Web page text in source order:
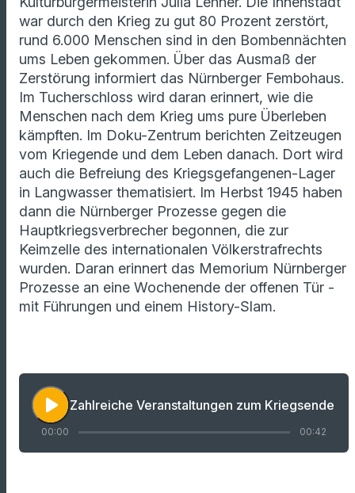
war durch den Krieg zu gut 80 Prozent zerstört,
rund 6.000 Menschen sind in den Bombennächten
ums Leben gekommen. Über das Ausmaß der
Zerstörung informiert das Nürnberger Fembohaus.
Im Tucherschloss wird daran erinnert, wie die
Menschen nach dem Krieg ums pure Überleben
kämpften. Im Doku-Zentrum berichten Zeitzeugen
vom Kriegende und dem Leben danach. Dort wird
auch die Befreiung des Kriegsgefangenen-Lager
in Langwasser thematisiert. Im Herbst 1945 haben
dann die Nürnberger Prozesse gegen die
Hauptkriegsverbrecher begonnen, die zur
Keimzelle des internationalen Völkerstrafrechts
wurden. Daran erinnert das Memorium Nürnberger
Prozesse an eine Wochenende der offenen Tür -
mit Führungen und einem History-Slam.
play_arrow Zahlreiche Veranstaltungen zum Kriegsende
00:00 00:42